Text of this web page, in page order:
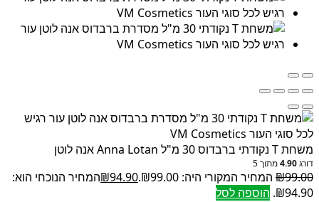
משחת T נקודתי ברבדוס 30 מ"ל Anna Lotan אנה לוטן
דורג4.90מתוך 5
₪99.00 המחיר המקורי היה: ₪99.00. ₪94.90
המחיר הנוכחי הוא:
₪94.90. הוספה לסל